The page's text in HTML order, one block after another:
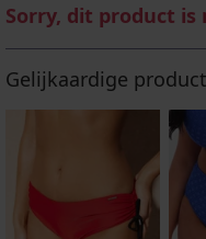
Sorry, dit product
Gelijkaardige